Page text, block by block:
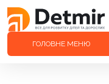
ГОЛОВНЕ МЕНЮ